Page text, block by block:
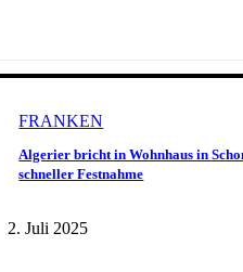
FRANKEN
Algerier bricht in Wohnhaus in
schneller Festnahme
2. Juli 2025